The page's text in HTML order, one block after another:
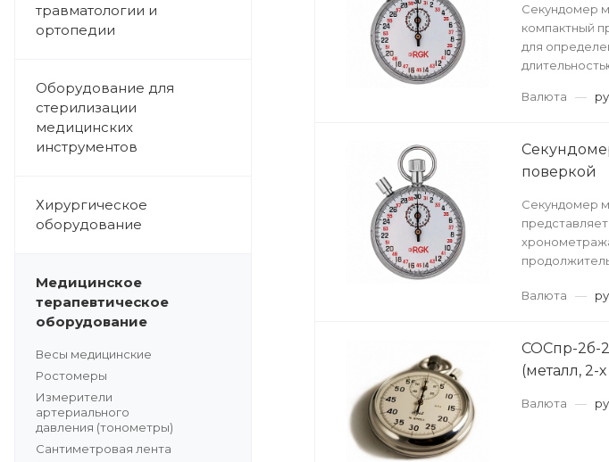
травматологии и
ортопедии
Оборудование для
стерилизации
медицинских
инструментов
Хирургическое
оборудование
Медицинское
терапевтическое
оборудование
Весы медицинские
Ростомеры
Измерители
артериального
давления (тонометры)
Сантиметровая лента
Секундомер
компактный
для
Валюта —
поверкой
Секундомер
Валюта
—
СОСпр-2б-
(металл, 2-
Валюта —